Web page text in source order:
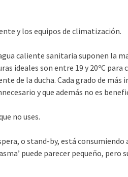
y los equipos de climatización.
caliente sanitaria suponen la
ideales son entre 19 y 20ºC para
de la ducha. Cada grado de
y que además no es
no uses.
o stand-by, está consumiendo
puede parecer pequeño, pero